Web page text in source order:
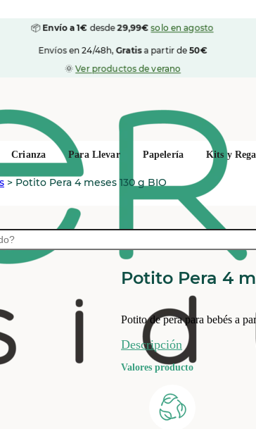
📦Envío a 1€ desde29,99€ solo en agosto
Envíos en 24/48h,Gratisa partir de50€
🌞Ver productos de verano
Crianza Para Llevar Papelería Kits y
> Potito Pera 4 meses 130 g BIO
Potito Pera 4
Potito de pera para bebés a
Descripción
Valores producto